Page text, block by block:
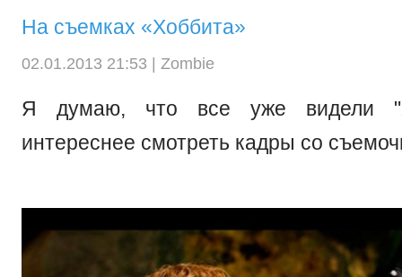
На съемках «Хоббита»
02.01.2013 21:53 | Zombiе
Я думаю, что все уже видели
интереснее смотреть кадры со